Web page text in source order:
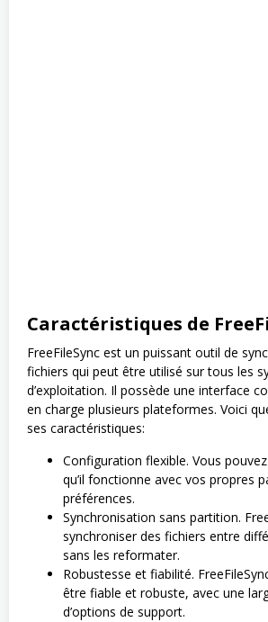
Caractéristiques de
FreeFileSync est un puissant outil de
fichiers qui peut être utilisé sur tous les
d’exploitation. Il possède une interface
en charge plusieurs plateformes. Voici
ses caractéristiques:
Configuration flexible. Vous
qu’il fonctionne avec vos propres
préférences.
Synchronisation sans partition.
synchroniser des fichiers entre
sans les reformater.
Robustesse et fiabilité.
être fiable et robuste, avec une
d’options de support.